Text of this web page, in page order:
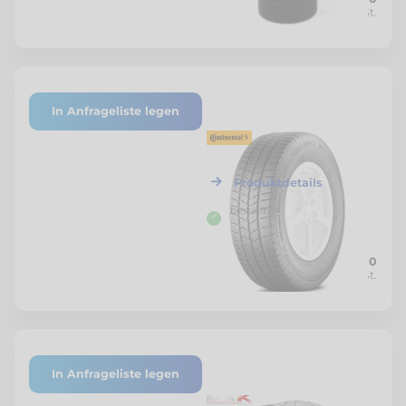
Netto zzgl. MwSt.
A41-00116
Continental
Winterreifen
VanContact 235/60R17C
Produktdetails
bestellbar
CHF 269.00
Netto zzgl. MwSt.
In Anfrageliste legen
000174
In Anfrageliste legen